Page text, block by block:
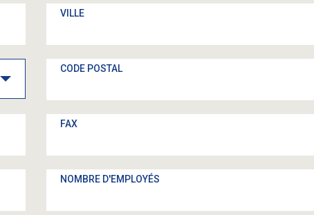
VILLE
CODE POSTAL
FAX
NOMBRE D'EMPLOYÉS